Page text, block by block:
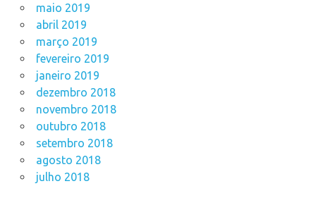
maio 2019
abril 2019
março 2019
fevereiro 2019
janeiro 2019
dezembro 2018
novembro 2018
outubro 2018
setembro 2018
agosto 2018
julho 2018